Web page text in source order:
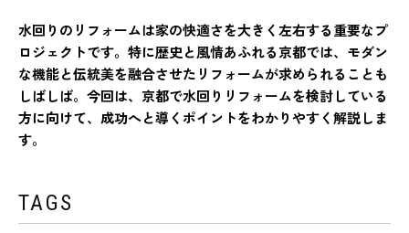
水回りのリフォームは家の快適さを大きく左右する重要なプ
ロジェクトです。特に歴史と風情あふれる京都では、モダン
な機能と伝統美を融合させたリフォームが求められることも
しばしば。今回は、京都で水回りリフォームを検討している
方に向けて、成功へと導くポイントをわかりやすく解説しま
す。
TAGS